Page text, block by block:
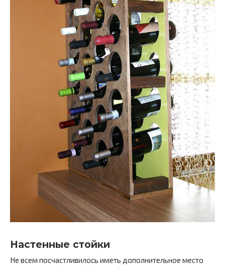
Настенные стойки
Не всем посчастливилось иметь дополнительное место